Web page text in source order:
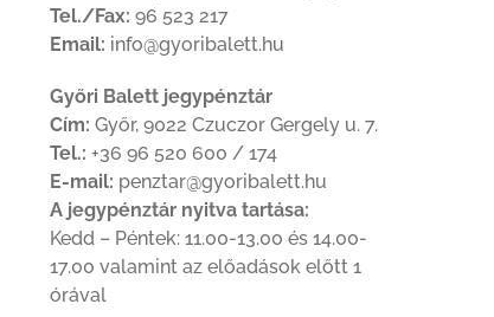
Tel./Fax: 96 523 217
Email: info@gyoribalett.hu
Győri Balett jegypénztár
Cím: Győr, 9022 Czuczor Gergely u. 7.
Tel.: +36 96 520 600 / 174
E-mail: penztar@gyoribalett.hu
A jegypénztár nyitva tartása:
Kedd – Péntek: 11.00-13.00 és 14.00-
17.00 valamint az előadások előtt 1
órával